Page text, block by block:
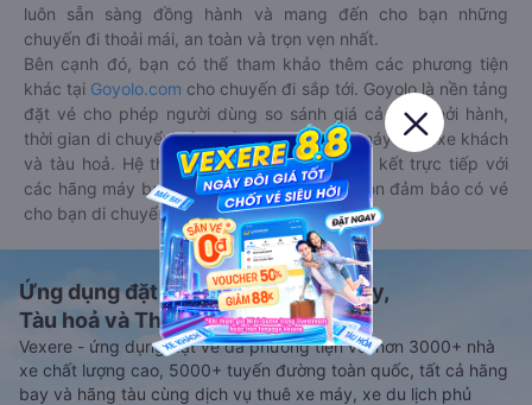
luôn sẵn sàng đồng hành và mang đến cho bạn những
chuyến đi thoải mái, an toàn và trọn vẹn nhất.
Bên cạnh đó, bạn có thể tham khảo thêm các phương tiện
khác tại Goyolo.com cho chuyến đi sắp tới. Goyolo là nền tảng
đặt vé cho phép người dùng so sánh giá cả, giờ khởi hành,
thời gian di chuyển của nhiều phương tiện máy bay, xe khách
và tàu hoả. Hệ thống của Goyolo được liên kết trực tiếp với
các hãng máy bay, xe khách và tàu hoả, luôn đảm bảo có vé
cho bạn di chuyển.
Ứng dụng đặt vé Xe khách, Máy bay,
Tàu hoả và Thuê xe
Vexere - ứng dụng đặt vé đa phương tiện với hơn 3000+ nhà
xe chất lượng cao, 5000+ tuyến đường toàn quốc, tất cả hãng
bay và hãng tàu cùng dịch vụ thuê xe máy, xe du lịch phủ